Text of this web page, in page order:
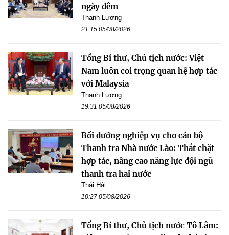
ngày đêm
Thanh Lương
21:15 05/08/2026
Tổng Bí thư, Chủ tịch nước: Việt
Nam luôn coi trọng quan hệ hợp tác
với Malaysia
Thanh Lương
19:31 05/08/2026
Bồi dưỡng nghiệp vụ cho cán bộ
Thanh tra Nhà nước Lào: Thắt chặt
hợp tác, nâng cao năng lực đội ngũ
thanh tra hai nước
Thái Hải
10:27 05/08/2026
Tổng Bí thư, Chủ tịch nước Tô Lâm: